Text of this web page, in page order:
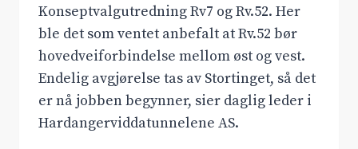
Konseptvalgutredning Rv7 og Rv.52. Her
ble det som ventet anbefalt at Rv.52 bør
hovedveiforbindelse mellom øst og vest.
Endelig avgjørelse tas av Stortinget, så det
er nå jobben begynner, sier daglig leder i
Hardangerviddatunnelene AS.